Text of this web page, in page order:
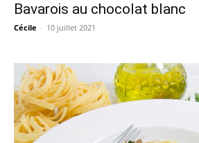
Bavarois au chocolat blanc
Cécile - 10 juillet 2021